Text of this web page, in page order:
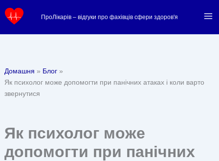
до
ПроЛікарів – відгуки про фахівців сфери здоров'я
Домашня
Блог
Як психолог може допомогти при панічних атаках і коли варто
звернутися
Як психолог може
допомогти при панічних